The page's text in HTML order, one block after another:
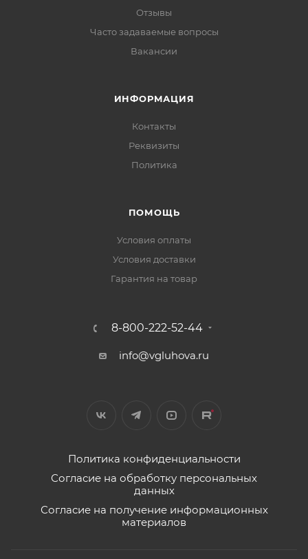
Отзывы
Часто задаваемые вопросы
Вакансии
ИНФОРМАЦИЯ
Контакты
Реквизиты
Политика
ПОМОЩЬ
Условия оплаты
Условия доставки
Гарантия на товар
8-800-222-52-44
info@vgluhova.ru
Политика конфиденциальности
Согласие на обработку персональных
данных
Согласие на получение информационных
материалов